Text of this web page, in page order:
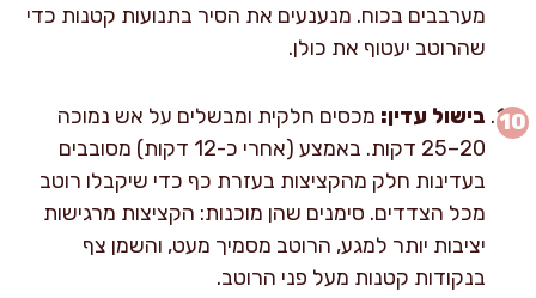
מערבבים בכוח. מנענעים את הסיר בתנועות קטנות כדי
שהרוטב יעטוף את כולן.
בישול עדין: מכסים חלקית ומבשלים על אש נמוכה
20–25 דקות. באמצע (אחרי כ-12 דקות) מסובבים
בעדינות חלק מהקציצות בעזרת כף כדי שיקבלו רוטב
מכל הצדדים. סימנים שהן מוכנות: הקציצות מרגישות
יציבות יותר למגע, הרוטב מסמיך מעט, והשמן צף
בנקודות קטנות מעל פני הרוטב.